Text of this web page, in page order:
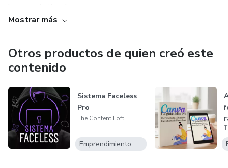
Engaging printable activities
Imaginative journals and guides
Beautifully designed downloads, ready to print and enjoy
Mostrar más
Otros productos de quien creó este
contenido
Sistema Faceless
Pro
The Content Loft
Emprendimiento Digital